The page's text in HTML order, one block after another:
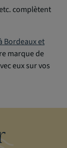
complètent
Bordeaux et
marque de
eux sur vos